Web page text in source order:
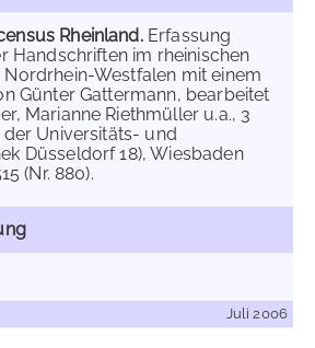
Rheinland.Erfassung
Handschriften im rheinischen
Westfalen mit einem
Günter Gattermann, bearbeitet
Marianne Riethmüller u.a., 3
der Universitäts- und
Düsseldorf 18), Wiesbaden
(Nr. 880).
Juli 2006